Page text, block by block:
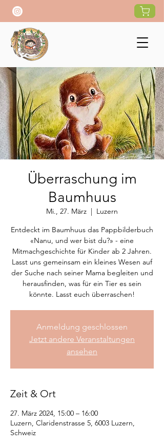
Überraschung im
Baumhuus
Mi., 27. März
  |
Luzern
Entdeckt im Baumhuus das Pappbilderbuch
«Nanu, und wer bist du?» - eine
Mitmachgeschichte für Kinder ab 2 Jahren.
Lasst uns gemeinsam ein kleines Wesen auf
der Suche nach seiner Mama begleiten und
herausfinden, was für ein Tier es sein
könnte. Lasst euch überraschen!
Anmeldung geschlossen
Jetzt andere Veranstaltungen
ansehen
Zeit & Ort
27. März 2024, 15:00 – 16:00
Luzern, Claridenstrasse 5, 6003 Luzern,
Schweiz